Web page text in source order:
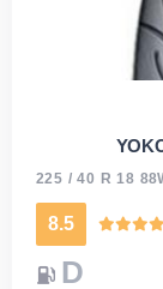
225 / 40 R 18
8.5
D